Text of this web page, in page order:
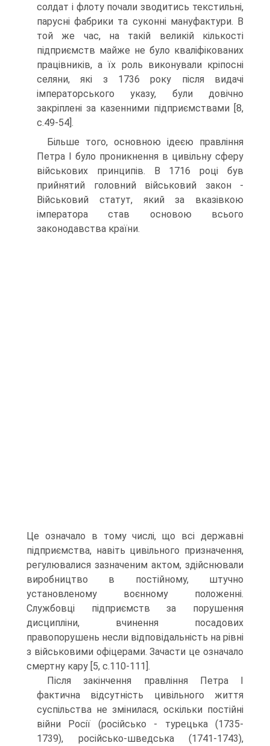
солдат і флоту почали зводитись текстильні,
парусні фабрики та суконні мануфактури. В
той же час, на такій великій кількості
підприємств майже не було кваліфікованих
працівників, а їх роль виконували кріпосні
селяни, які з 1736 року після видачі
імператорського указу, були довічно
закріплені за казенними підприємствами [8,
с.49-54].
Більше того, основною ідеєю правління
Петра І було проникнення в цивільну сферу
військових принципів. В 1716 році був
прийнятий головний військовий закон -
Військовий статут, який за вказівкою
імператора став основою всього
законодавства країни.
Це означало в тому числі, що всі державні
підприємства, навіть цивільного призначення,
регулювалися зазначеним актом, здійснювали
виробництво в постійному, штучно
установленому воєнному положенні.
Службовці підприємств за порушення
дисципліни, вчинення посадових
правопорушень несли відповідальність на рівні
з військовими офіцерами. Зачасти це означало
смертну кару [5, с.110-111].
Після закінчення правління Петра І
фактична відсутність цивільного життя
суспільства не змінилася, оскільки постійні
війни Росії (російсько - турецька (1735-
1739), російсько-шведська (1741-1743),